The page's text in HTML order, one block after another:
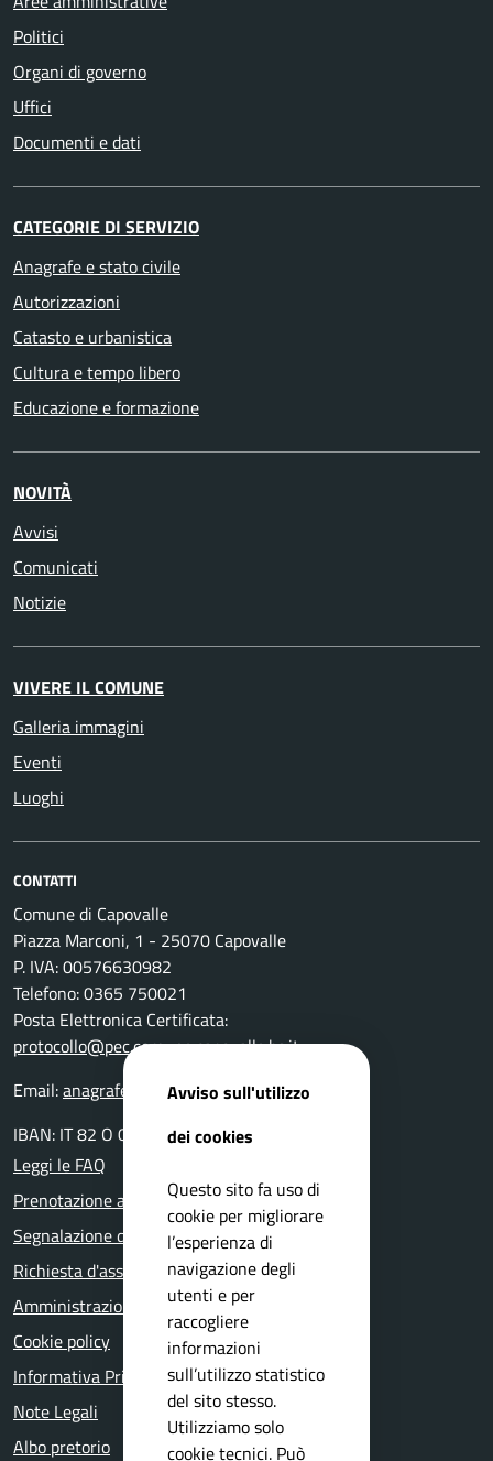
Politici
Organi di governo
Uffici
Documenti e dati
CATEGORIE DI SERVIZIO
Anagrafe e stato civile
Autorizzazioni
Catasto e urbanistica
Cultura e tempo libero
Educazione e formazione
NOVITÀ
Avvisi
Comunicati
Notizie
VIVERE IL COMUNE
Galleria immagini
Eventi
Luoghi
CONTATTI
Comune di Capovalle
Piazza Marconi, 1 - 25070 Capovalle
P. IVA: 00576630982
Telefono: 0365 750021
Posta Elettronica Certificata:
protocollo@pec.comune.capovalle.bs.it
Email:anagrafe@comune.capovalle.bs.it
IBAN: IT 82 O 03599 01800 000000137820
Leggi le FAQ
Prenotazione appuntamento
Segnalazione disservizio
Richiesta d'assistenza
Amministrazione trasparente
Cookie policy
Informativa Privacy
Note Legali
Albo pretorio
Avviso sull'utilizzo
dei cookies
Questo sito fa uso di
cookie per migliorare
l’esperienza di
navigazione degli
utenti e per
raccogliere
informazioni
sull’utilizzo statistico
del sito stesso.
Utilizziamo solo
cookie tecnici. Può